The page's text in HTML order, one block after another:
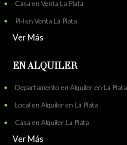
Casa en Venta La Plata
PH en Venta La Plata
Ver Más
EN ALQUILER
Departamento en Alquiler en La Plata
Local en Alquiler en La Plata
Casa en Alquiler La Plata
Ver Más